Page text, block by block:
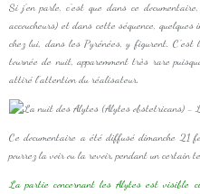
Si j'en parle, c'est que dans ce
accoucheurs) et dans cette séquence,
chez lui, dans les Pyrénées, y figurent. C'est
tournée de nuit, apparemment très rare
attiré l'attention du réalisateur.
Ce documentaire a été diffusé dimanche
pourrez la voir ou la revoir, pendant un certain
La partie concernant les Alytes est visible